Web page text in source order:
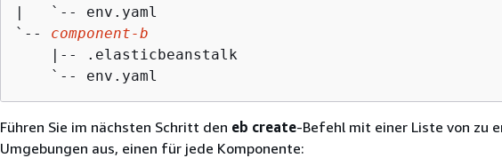
|   `-- env.yaml
`-- component-b
    |-- .elasticbeanstalk
    `-- env.yaml
Führen Sie im nächsten Schritt den eb create-Befehl mit einer Liste von zu
Umgebungen aus, einen für jede Komponente: